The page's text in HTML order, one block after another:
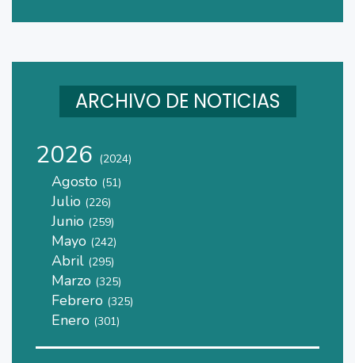
ARCHIVO DE NOTICIAS
2026 (2024)
Agosto (51)
Julio (226)
Junio (259)
Mayo (242)
Abril (295)
Marzo (325)
Febrero (325)
Enero (301)